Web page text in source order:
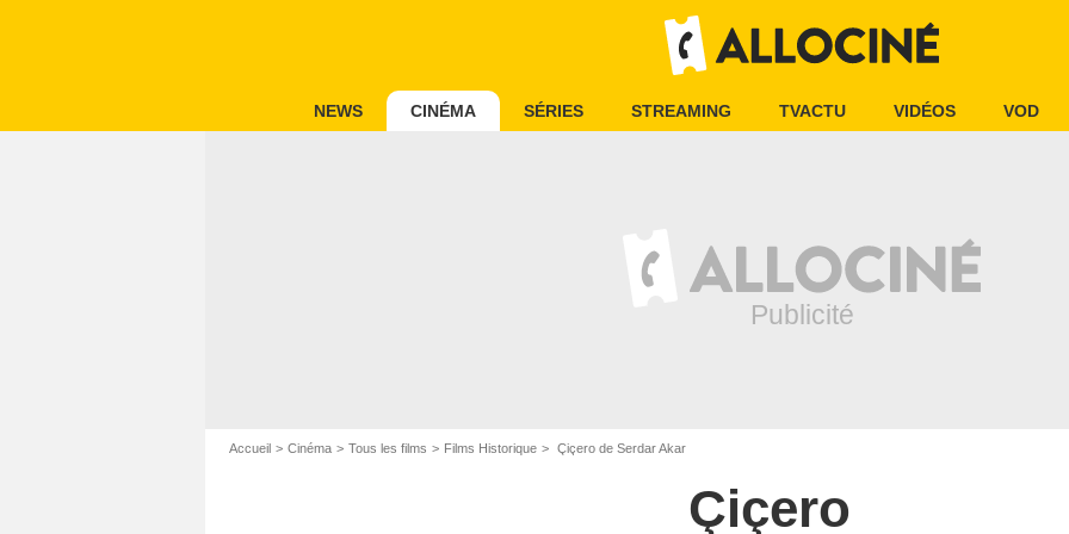
NEWS CINÉMA SÉRIES STREAMING TVACTU VIDÉOS VOD
Accueil Cinéma Tous les films Films Historique Çiçero de Serdar Akar
Çiçero